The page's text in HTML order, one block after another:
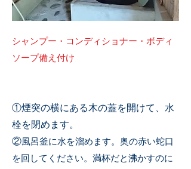
シャンプー・コンディショナー・ボディ
ソープ備え付け
①煙突の横にある木の蓋を開けて、水
栓を閉めます。
②風呂釜に水を溜めます。奥の赤い蛇口
を回してください。満杯だと沸かすのに